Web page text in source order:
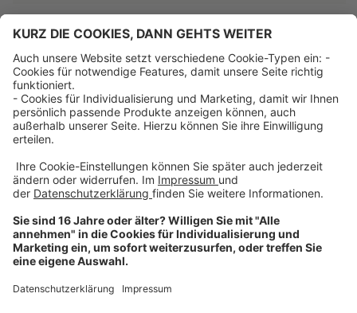
Über uns
Dehner Unternehmen
Jobs bei Dehner